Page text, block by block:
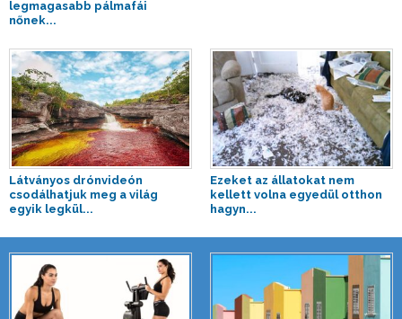
legmagasabb pálmafái
nőnek...
Látványos drónvideón
csodálhatjuk meg a világ
egyik legkül...
Ezeket az állatokat nem
kellett volna egyedül otthon
hagyn...